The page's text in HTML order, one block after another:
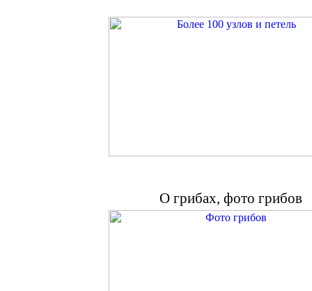
О грибах, фото грибов